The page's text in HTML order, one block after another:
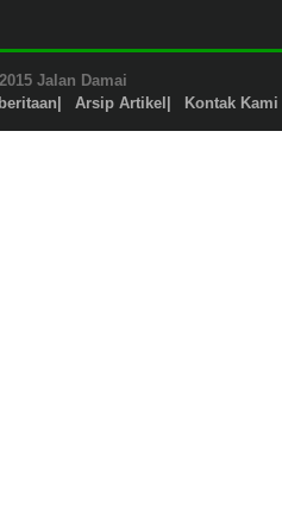
Jalan Damai
Arsip Artikel Kontak Kami